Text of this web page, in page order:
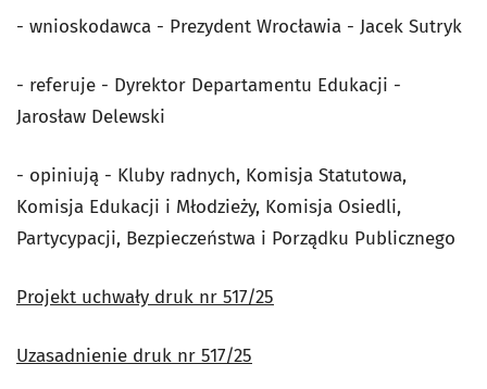
- wnioskodawca - Prezydent Wrocławia - Jacek Sutryk
- referuje - Dyrektor Departamentu Edukacji -
Jarosław Delewski
- opiniują - Kluby radnych, Komisja Statutowa,
Komisja Edukacji i Młodzieży, Komisja Osiedli,
Partycypacji, Bezpieczeństwa i Porządku Publicznego
Projekt uchwały druk nr 517/25
Uzasadnienie druk nr 517/25